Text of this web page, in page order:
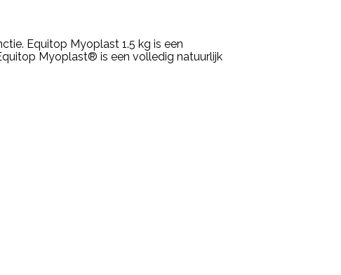
Equitop Myoplast 1.5 kg is een
Myoplast® is een volledig natuurlijk